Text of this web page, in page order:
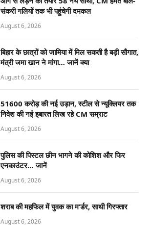
संकरी गलियों तक भी पहुंचेगी दमकल
August 6, 2026
बिहार के छात्रों को जामिया में मिल सकती है बड़ी सौगात,
मंत्री जमा खान ने मांगा… जानें क्या
August 6, 2026
51600 करोड़ की नई उड़ान, स्टील से न्यूक्लियर तक
निवेश की नई इबारत लिख रहे CM सम्राट
August 6, 2026
पुलिस की पिस्टल छीन भागने की कोशिश और फिर
एनकाउंटर… जानें
August 6, 2026
शराब की महफिल में युवक का म’र्डर, साथी गिरफ्तार
August 6, 2026